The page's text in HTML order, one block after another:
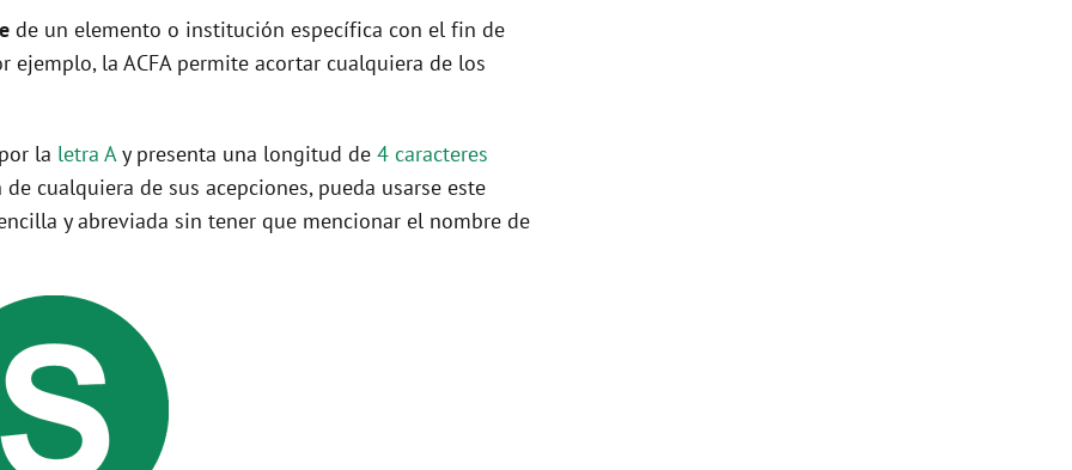
de un elemento o institución específica con el fin de
la ACFA permite acortar cualquiera de los
la letra Ay presenta una longitud de 4 caracteres
cualquiera de sus acepciones, pueda usarse este
y abreviada sin tener que mencionar el nombre de